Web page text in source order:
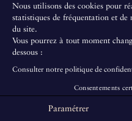
- Cédric Jardin
- Samuel Moulié
Samuel Moulié a également
Février et à Bordeaux le 26
La Maison ne
Nous utilisons des cookies pour
statistiques de fréquentation et de
du site.
Vous pourrez à tout moment
dessous :
Consulter notre politique de
Consentements
Paramétrer